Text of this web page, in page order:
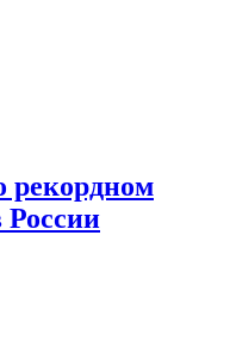
рекордном
России